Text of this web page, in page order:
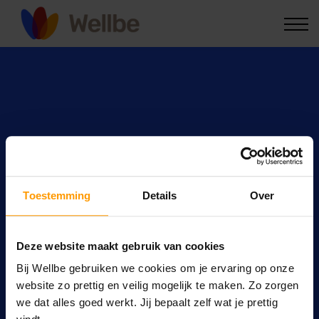
Toestemming Details Over
Deze website maakt gebruik van cookies
Bij Wellbe gebruiken we cookies om je ervaring op onze
website zo prettig en veilig mogelijk te maken. Zo zorgen
we dat alles goed werkt. Jij bepaalt zelf wat je prettig
Kennis & nieuws
Waarom je ‘ja’ zegt,
terwijl je ‘nee’ voelt